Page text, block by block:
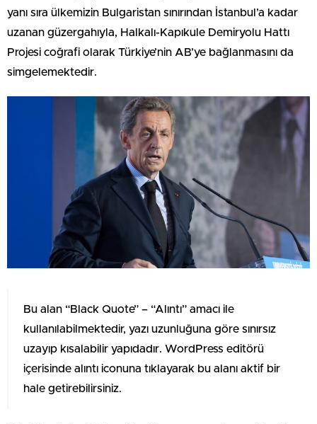
yanı sıra ülkemizin Bulgaristan sınırından İstanbul’a kadar
uzanan güzergahıyla, Halkalı-Kapıkule Demiryolu Hattı
Projesi coğrafi olarak Türkiye’nin AB’ye bağlanmasını da
simgelemektedir.
Bu alan “Black Quote” – “Alıntı” amacı ile
kullanılabilmektedir, yazı uzunluğuna göre sınırsız
uzayıp kısalabilir yapıdadır. WordPress editörü
içerisinde alıntı iconuna tıklayarak bu alanı aktif bir
hale getirebilirsiniz.